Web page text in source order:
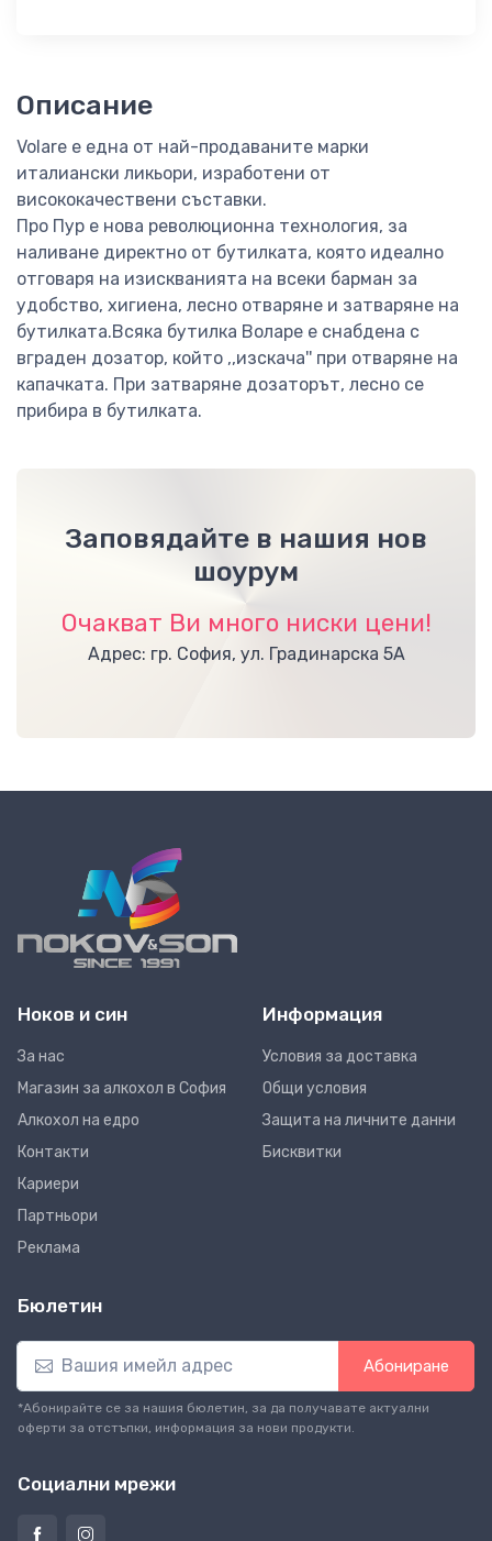
Описание
Volare е една от най-продаваните марки
италиански ликьори, изработени от
висококачествени съставки.
Про Пур е нова революционна технология, за
наливане директно от бутилката, която идеално
отговаря на изискванията на всеки барман за
удобство, хигиена, лесно отваряне и затваряне на
бутилката.Всяка бутилка Воларе е снабдена с
вграден дозатор, който ,,изскача'' при отваряне на
капачката. При затваряне дозаторът, лесно се
прибира в бутилката.
Заповядайте в нашия нов
шоурум
Очакват Ви много ниски цени!
Адрес: гр. София, ул. Градинарска 5А
Ноков и син
За нас
Магазин за алкохол в София
Алкохол на едро
Контакти
Кариери
Партньори
Реклама
Информация
Условия за доставка
Общи условия
Защита на личните данни
Бисквитки
Бюлетин
Абониране
*Абонирайте се за нашия бюлетин, за да получавате актуални
оферти за отстъпки, информация за нови продукти.
Социални мрежи